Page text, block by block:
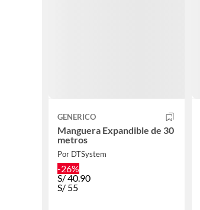
GENERICO
Manguera Expandible de 30
metros
Por DTSystem
-26%
S/40.90
S/ 55